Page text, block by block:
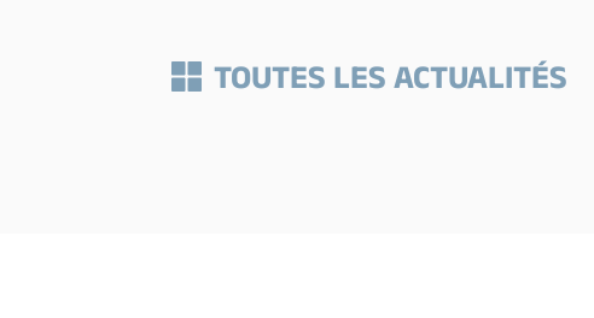
TOUTES LES ACTUALITÉS